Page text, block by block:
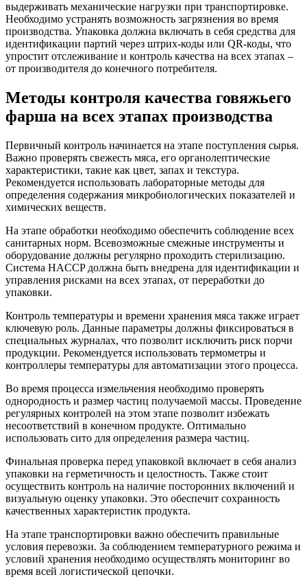
выдерживать механические нагрузки при транспортировке.
Необходимо устранять возможность загрязнения во время
производства. Упаковка должна включать в себя средства для
идентификации партий через штрих-коды или QR-коды, что
упростит отслеживание и контроль качества на всех этапах –
от производителя до конечного потребителя.
Методы контроля качества говяжьего
фарша на всех этапах производства
Первичный контроль начинается на этапе поступления сырья.
Важно проверять свежесть мяса, его органолептические
характеристики, такие как цвет, запах и текстура.
Рекомендуется использовать лабораторные методы для
определения содержания микробиологических показателей и
химических веществ.
На этапе обработки необходимо обеспечить соблюдение всех
санитарных норм. Всевозможные смежные инструменты и
оборудование должны регулярно проходить стерилизацию.
Система HACCP должна быть внедрена для идентификации и
управления рисками на всех этапах, от переработки до
упаковки.
Контроль температуры и времени хранения мяса также играет
ключевую роль. Данные параметры должны фиксироваться в
специальных журналах, что позволит исключить риск порчи
продукции. Рекомендуется использовать термометры и
контроллеры температуры для автоматизации этого процесса.
Во время процесса измельчения необходимо проверять
однородность и размер частиц получаемой массы. Проведение
регулярных контролей на этом этапе позволит избежать
несоответствий в конечном продукте. Оптимально
использовать сито для определения размера частиц.
Финальная проверка перед упаковкой включает в себя анализ
упаковки на герметичность и целостность. Также стоит
осуществить контроль на наличие посторонних включений и
визуальную оценку упаковки. Это обеспечит сохранность
качественных характеристик продукта.
На этапе транспортировки важно обеспечить правильные
условия перевозки. За соблюдением температурного режима и
условий хранения необходимо осуществлять мониторинг во
время всей логистической цепочки.